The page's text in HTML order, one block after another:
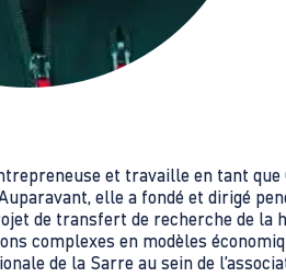
et travaille en tant
elle a fondé et dirigé
de transfert de recherche de
complexes en modèles
de la Sarre au sein de